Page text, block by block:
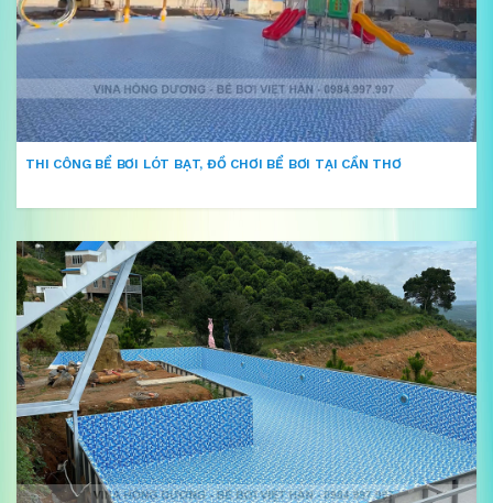
THI CÔNG BỂ BƠI LÓT BẠT, ĐỒ CHƠI BỂ BƠI TẠI CẦN THƠ